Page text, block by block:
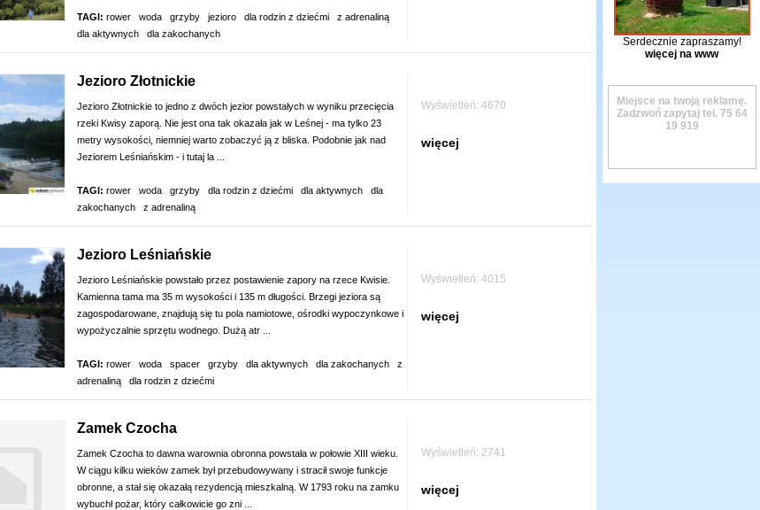
TAGI: rower woda grzyby jezioro dla rodzin z dziećmi
z adrenaliną
dla aktywnych
dla zakochanych
Jezioro Złotnickie
Jezioro Złotnickie to jedno z dwóch jezior powstałych w wyniku przecięcia
rzeki Kwisy zaporą. Nie jest ona tak okazała jak w Leśnej - ma tylko 23
metry wysokości, niemniej warto zobaczyć ją z bliska. Podobnie jak nad
Jeziorem Leśniańskim - i tutaj la ...
TAGI: rower woda grzyby dla rodzin z dziećmi dla aktywnych
dla
zakochanych
z adrenaliną
Wyświetleń: 4670
więcej
Jezioro Leśniańskie
Jezioro Leśniańskie powstało przez postawienie zapory na rzece Kwisie.
Kamienna tama ma 35 m wysokości i 135 m długości. Brzegi jeziora są
zagospodarowane, znajdują się tu pola namiotowe, ośrodki wypoczynkowe i
wypożyczalnie sprzętu wodnego. Dużą atr ...
TAGI: rower woda spacer grzyby dla aktywnych dla zakochanych
z
adrenaliną
dla rodzin z dziećmi
Wyświetleń: 4015
więcej
Zamek Czocha
Zamek Czocha to dawna warownia obronna powstała w połowie XIII wieku.
W ciągu kilku wieków zamek był przebudowywany i stracił swoje funkcje
obronne, a stał się okazałą rezydencją mieszkalną. W 1793 roku na zamku
wybuchł pożar, który całkowicie go zni ...
Wyświetleń: 2741
więcej
Serdecznie zapraszamy!
więcej na www
Miejsce na twoją reklamę.
Zadzwoń zapytaj tel. 75 64
19 919